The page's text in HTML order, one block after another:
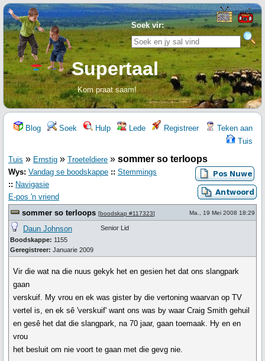
Soek vir:
Supertaal
Kom praat saam!
Blog Soek Hulp Lede Registreer
Teken aan
Tuis
Tuis » Ernstig » Troeteldiere » sommer so terloops
Wys: Vandag se boodskappe :: Stemmings
:: Navigasie
E-pos 'n vriend
sommer so terloops [boodskap #117323] Ma., 19 Mei 2008 18:29
Daun Johnson
Boodskappe: 1155
Geregistreer: Januarie 2009
Senior Lid
Vir die wat na die nuus gekyk het en gesien het dat ons slangpark
gaan
verskuif. My vrou en ek was gister by die vertoning waarvan op TV
vertel is, en ek sê 'verskuif' want ons was by waar Craig Smith gehuil
en gesê het dat die slangpark, na 70 jaar, gaan toemaak. Hy en en
vrou
het besluit om nie voort te gaan met die gevg nie.